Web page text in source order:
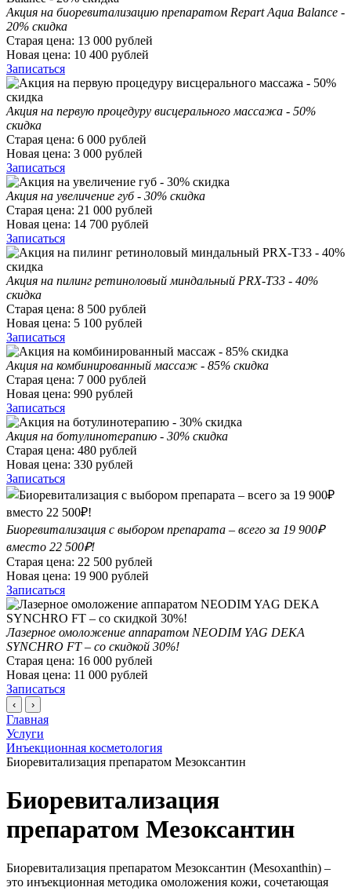
Акция на биоревитализацию препаратом Repart Aqua Balance -
20% скидка
Старая цена: 13 000 рублей
Новая цена: 10 400 рублей
Записаться
Акция на первую процедуру висцерального массажа - 50%
скидка
Старая цена: 6 000 рублей
Новая цена: 3 000 рублей
Записаться
Акция на увеличение губ - 30% скидка
Старая цена: 21 000 рублей
Новая цена: 14 700 рублей
Записаться
Акция на пилинг ретиноловый миндальный PRX-T33 - 40%
скидка
Старая цена: 8 500 рублей
Новая цена: 5 100 рублей
Записаться
Акция на комбинированный массаж - 85% скидка
Старая цена: 7 000 рублей
Новая цена: 990 рублей
Записаться
Акция на ботулинотерапию - 30% скидка
Старая цена: 480 рублей
Новая цена: 330 рублей
Записаться
Биоревитализация с выбором препарата – всего за 19 900₽
вместо 22 500₽!
Старая цена: 22 500 рублей
Новая цена: 19 900 рублей
Записаться
Лазерное омоложение аппаратом NEODIM YAG DEKA
SYNCHRO FT – со скидкой 30%!
Старая цена: 16 000 рублей
Новая цена: 11 000 рублей
Записаться
‹ ›
Главная
Услуги
Инъекционная косметология
Биоревитализация препаратом Мезоксантин
Биоревитализация
препаратом Мезоксантин
Биоревитализация препаратом Мезоксантин (Mesoxanthin) –
это инъекционная методика омоложения кожи, сочетающая